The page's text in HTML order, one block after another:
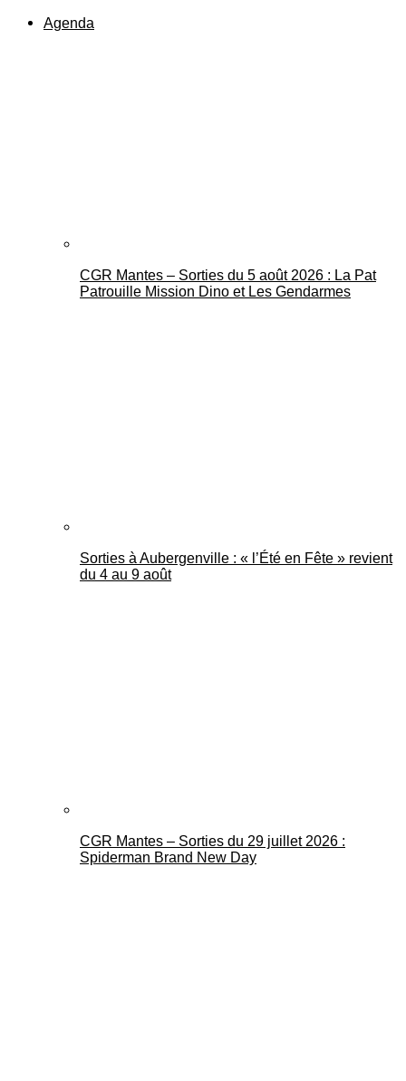
Agenda
CGR Mantes – Sorties du 5 août 2026 : La Pat
Patrouille Mission Dino et Les Gendarmes
Sorties à Aubergenville : « l’Été en Fête » revient
du 4 au 9 août
CGR Mantes – Sorties du 29 juillet 2026 :
Spiderman Brand New Day